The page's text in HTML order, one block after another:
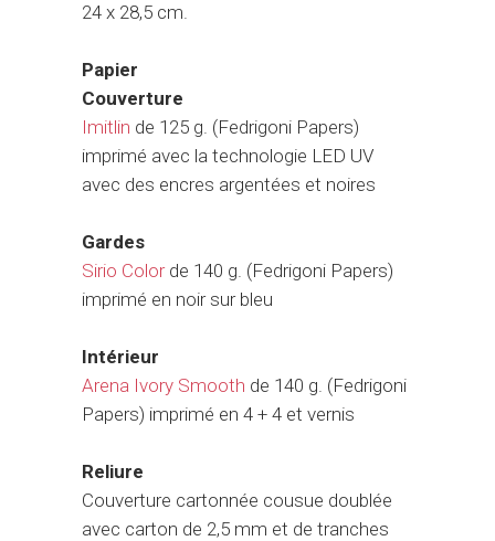
24 x 28,5 cm.
Papier
Couverture
Imitlin de 125 g. (Fedrigoni Papers)
imprimé avec la technologie LED UV
avec des encres argentées et noires
Gardes
Sirio Colorde 140 g. (Fedrigoni Papers)
imprimé en noir sur bleu
Intérieur
Arena Ivory Smooth de 140 g. (Fedrigoni
Papers) imprimé en 4 + 4 et vernis
Reliure
Couverture cartonnée cousue doublée
avec carton de 2,5 mm et de tranches